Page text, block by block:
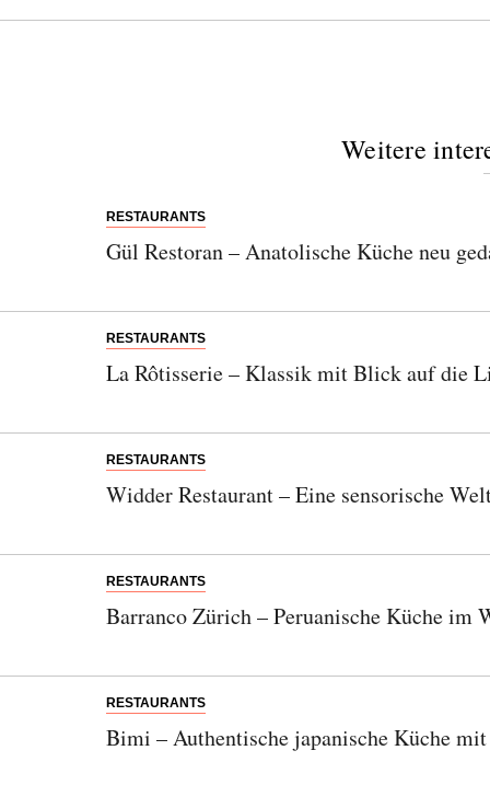
Weitere
RESTAURANTS
Gül Restoran – Anatolische Küche neu
RESTAURANTS
La Rôtisserie – Klassik mit Blick auf die
RESTAURANTS
Widder Restaurant – Eine sensorische
RESTAURANTS
Barranco Zürich – Peruanische Küche im
RESTAURANTS
Bimi – Authentische japanische Küche